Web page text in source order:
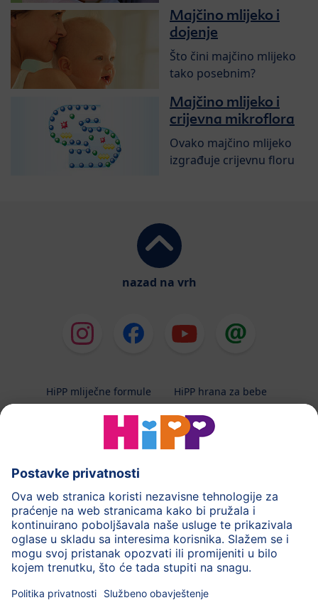
Majčino mlijeko i
dojenje
Što čini majčino mlijeko
tako posebnim?
Majčino mlijeko i
crijevna mikroflora
Ovako majčino mlijeko
izgrađuje crijevnu floru
nazad na vrh
HiPP mliječne formule
HiPP hrana za bebe
HiPP njega
HiPP trudnoća
Terapeutska dijeta
Zaštita podataka i upute za korištenj
Uvjeti korištenja
Impressum
Kontakt
O HiPP-u